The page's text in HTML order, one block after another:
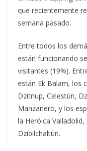
que recientemente
semana pasado.
Entre todos los
están funcionando
visitantes (19%).
están Ek Balam, los
Dzitnup, Celestún,
Manzanero, y los
la Heróica
Dzibilchaltún.